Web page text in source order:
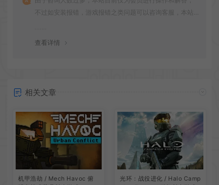
不过如安装报错，游戏报错之类问题可以咨询客服，本站
查看详情
相关文章
机甲浩劫 / Mech Havoc 俯
光环：战役进化 / Halo Camp